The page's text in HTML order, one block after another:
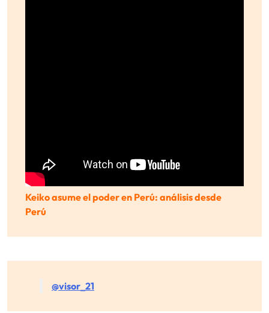
Keiko asume el poder en Perú: análisis desde
Perú
@visor_21